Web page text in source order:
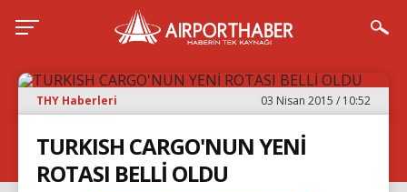
THY Haberleri 03 Nisan 2015 / 10:52
TURKISH CARGO'NUN YENİ
ROTASI BELLİ OLDU